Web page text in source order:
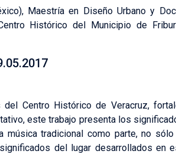
Maestría en Diseño Urbano y
Histórico del Municipio de
Centro Histórico de Veracruz,
este trabajo presenta los
música tradicional como parte, no
del lugar desarrollados en